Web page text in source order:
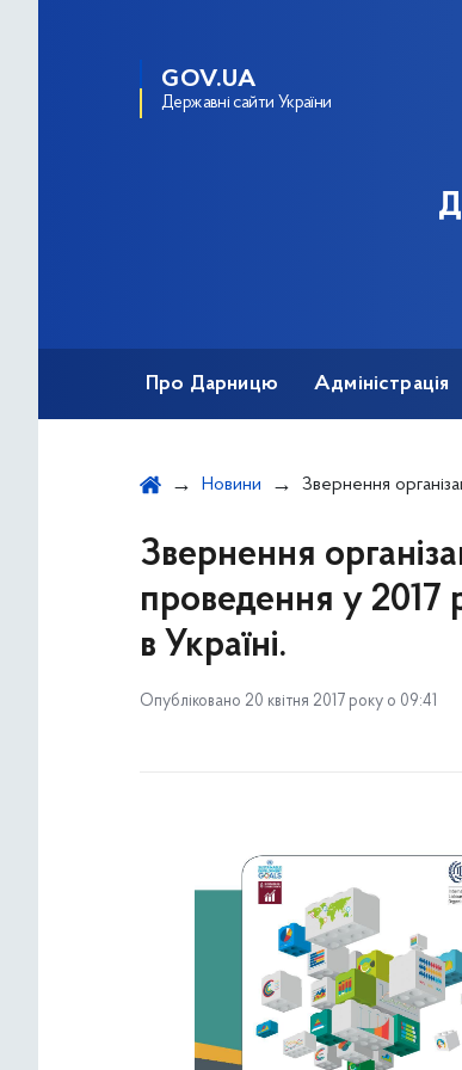
GOV.UA
Державні сайти України
Про Дарницю Адміністрація
Новини Звернення організаційного комітету з підготовки
Звернення
проведення у 2017
в Україні.
Опубліковано 20 квітня 2017 року о 09:41